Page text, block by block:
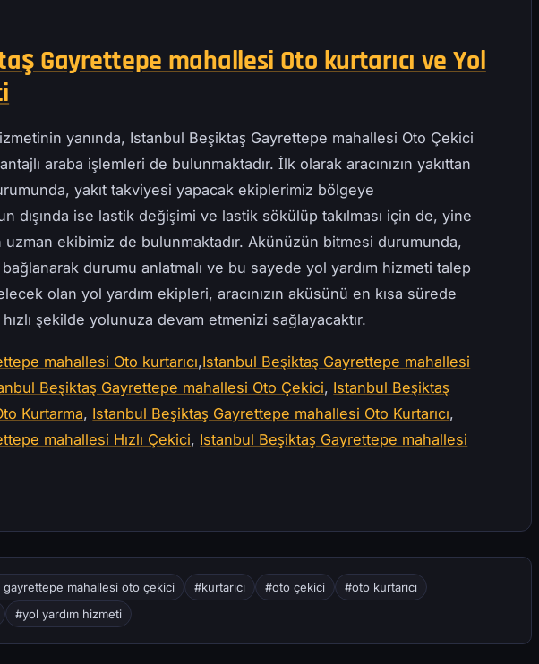
Gayrettepe mahallesi Oto kurtarıcı ve Yol
yanında, Istanbul Beşiktaş Gayrettepe mahallesi Oto Çekici
araba işlemleri de bulunmaktadır. İlk olarak aracınızın yakıttan
yakıt takviyesi yapacak ekiplerimiz bölgeye
dışında ise lastik değişimi ve lastik sökülüp takılması için de, yine
uzman ekibimiz de bulunmaktadır. Akünüzün bitmesi durumunda,
durumu anlatmalı ve bu sayede yol yardım hizmeti talep
olan yol yardım ekipleri, aracınızın aküsünü en kısa sürede
şekilde yolunuza devam etmenizi sağlayacaktır.
mahallesi Oto kurtarıcı,Istanbul Beşiktaş Gayrettepe mahallesi
Beşiktaş Gayrettepe mahallesi Oto Çekici, Istanbul Beşiktaş
Kurtarma, Istanbul Beşiktaş Gayrettepe mahallesi Oto Kurtarıcı,
mahallesi Hızlı Çekici, Istanbul Beşiktaş Gayrettepe mahallesi
gayrettepe mahallesi oto çekici #kurtarıcı #oto çekici
#oto kurtarıcı
#yol yardım hizmeti